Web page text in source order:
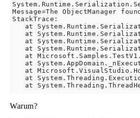
Message=The ObjectManager
StackTrace:
at
at
at
at
at
at
at
at
Warum?